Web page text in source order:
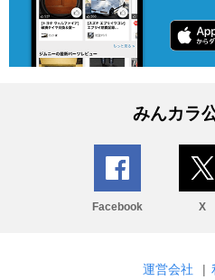
みんカラ
Facebook X
運営会社 |